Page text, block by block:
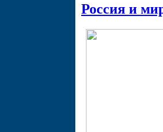
Россия и